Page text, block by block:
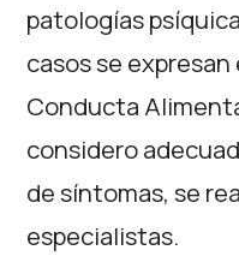
patologías
casos se
Conducta
considero
de síntomas, se
especialistas.